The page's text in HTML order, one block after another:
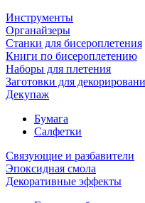
Инструменты
Органайзеры
Станки для бисероплетения
Книги по бисероплетению
Наборы для плетения
Заготовки для
Декупаж
Бумага
Салфетки
Связующие и разбавители
Эпоксидная смола
Декоративные эффекты